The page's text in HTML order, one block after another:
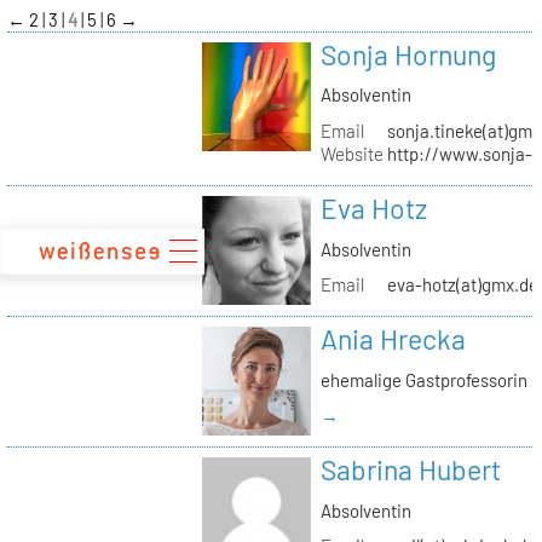
zum
Inhalt
← 2 3 4 5 6 →
Sonja Hornung
Absolventin
Email
Website http://www.sonja-
Eva Hotz
Absolventin
Email
eva-hotz(at)gmx.de
Ania Hrecka
ehemalige Gastprofessorin
→
Sabrina Hubert
Absolventin